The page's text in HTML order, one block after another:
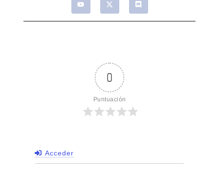
0
Puntuación
Acceder